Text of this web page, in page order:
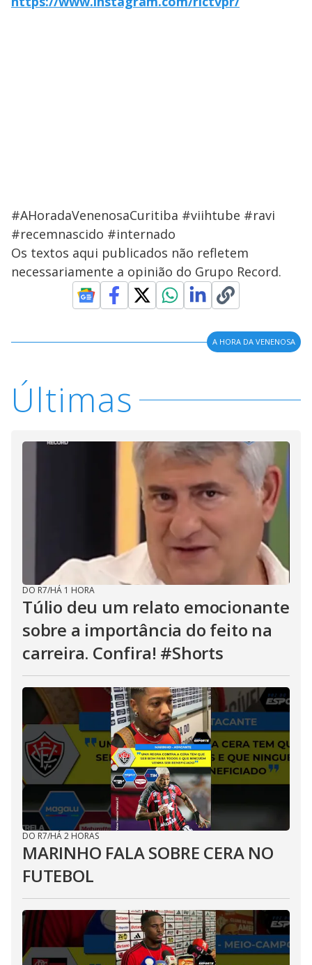
#AHoradaVenenosaCuritiba #viihtube #ravi
#recemnascido #internado
Os textos aqui publicados não refletem
necessariamente a opinião do Grupo Record.
A HORA DA VENENOSA
Últimas
DO R7/HÁ 1 HORA
Túlio deu um relato emocionante
sobre a importância do feito na
carreira. Confira! #Shorts
DO R7/HÁ 2 HORAS
MARINHO FALA SOBRE CERA NO
FUTEBOL